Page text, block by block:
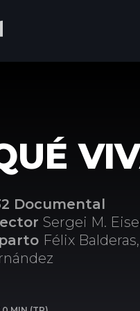
Documental
Sergei M.
Félix